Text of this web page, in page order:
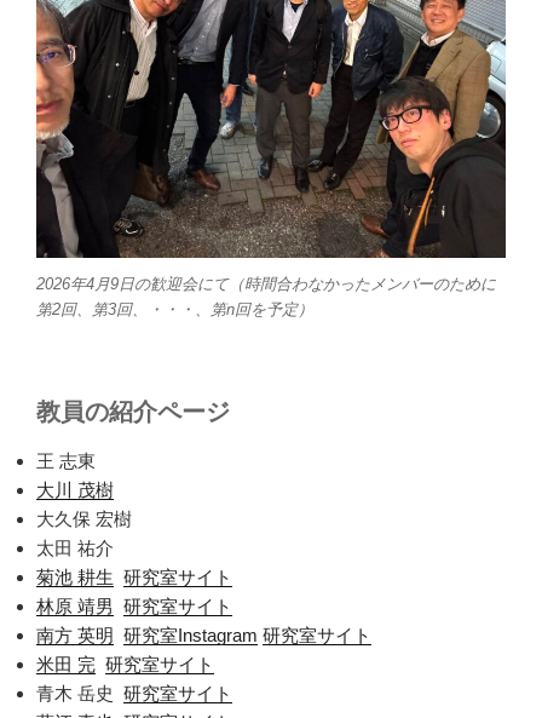
2026年4月9日の歓迎会にて（時間合わなかったメンバーのために
第2回、第3回、・・・、第n回を予定）
教員の紹介ページ
王 志東
大川 茂樹
大久保 宏樹
太田 祐介
菊池 耕生 研究室サイト
林原 靖男 研究室サイト
南方 英明 研究室Instagram 研究室サイト
米田 完 研究室サイト
青木 岳史 研究室サイト